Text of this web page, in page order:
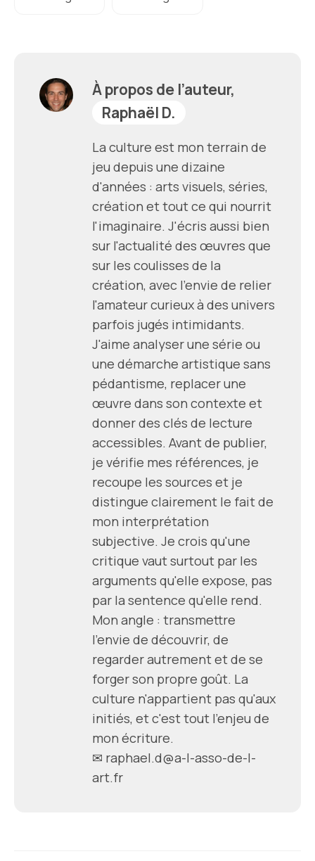
À propos de l’auteur,
Raphaël D.
La culture est mon terrain de
jeu depuis une dizaine
d'années : arts visuels, séries,
création et tout ce qui nourrit
l'imaginaire. J'écris aussi bien
sur l'actualité des œuvres que
sur les coulisses de la
création, avec l'envie de relier
l'amateur curieux à des univers
parfois jugés intimidants.
J'aime analyser une série ou
une démarche artistique sans
pédantisme, replacer une
œuvre dans son contexte et
donner des clés de lecture
accessibles. Avant de publier,
je vérifie mes références, je
recoupe les sources et je
distingue clairement le fait de
mon interprétation
subjective. Je crois qu'une
critique vaut surtout par les
arguments qu'elle expose, pas
par la sentence qu'elle rend.
Mon angle : transmettre
l'envie de découvrir, de
regarder autrement et de se
forger son propre goût. La
culture n'appartient pas qu'aux
initiés, et c'est tout l'enjeu de
mon écriture.
✉ raphael.d@a-l-asso-de-l-
art.fr